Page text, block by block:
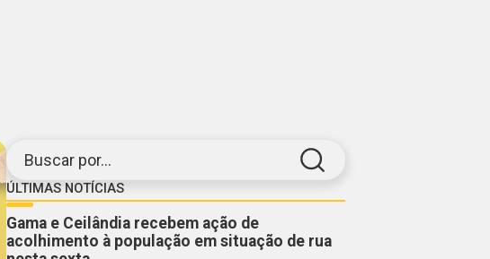
Buscar por...
ÚLTIMAS NOTÍCIAS
Gama e Ceilândia recebem ação de
acolhimento à população em situação de rua